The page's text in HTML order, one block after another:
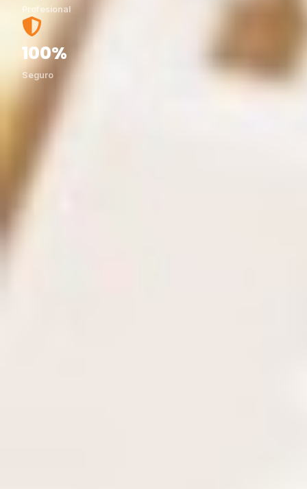
Profesional
100%
Seguro